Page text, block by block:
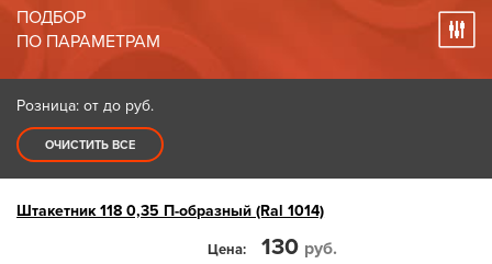
ПОДБОР
ПО ПАРАМЕТРАМ
Розница: от до руб.
ОЧИСТИТЬ ВСЕ
Штакетник 118 0,35 П-образный (Ral 1014)
Цена 130 руб.